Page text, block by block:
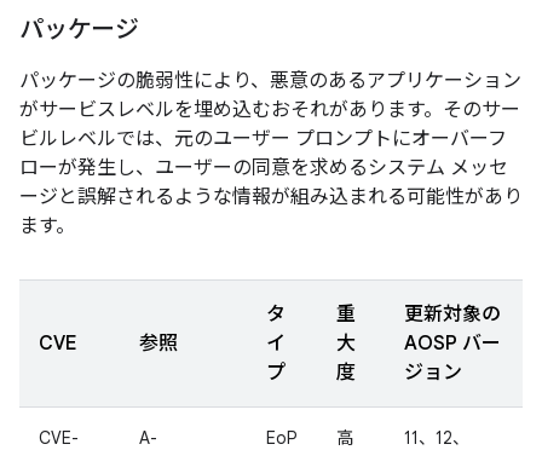
パッケージ
パッケージの脆弱性により、悪意のあるアプリケーション
がサービスレベルを埋め込むおそれがあります。そのサー
ビルレベルでは、元のユーザー プロンプトにオーバーフ
ローが発生し、ユーザーの同意を求めるシステム メッセ
ージと誤解されるような情報が組み込まれる可能性があり
ます。
CVE 参照
タ
イ
プ
重
大
度
更新対象の
AOSP バー
ジョン
CVE-
A-
EoP 高
11、12、